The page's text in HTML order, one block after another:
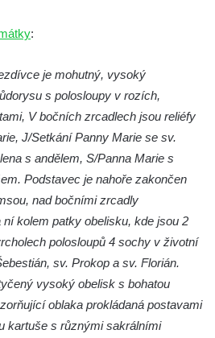
v Brníkově
na návsi v
u hřbitova v
jižním okraji Mařenic
v Jablonném v
u Palmeho
:
je mohutný, vysoký
s polosloupy v rozích,
V bočních zrcadlech jsou reliéfy
J/Setkání Panny Marie se sv.
s andělem, S/Panna Marie s
Podstavec je nahoře zakončen
nad bočními zrcadly
kolem patky obelisku, kde jsou 2
polosloupů 4 sochy v životní
sv. Prokop a sv. Florián.
vysoký obelisk s bohatou
oblaka prokládaná postavami
kartuše s různými sakrálními